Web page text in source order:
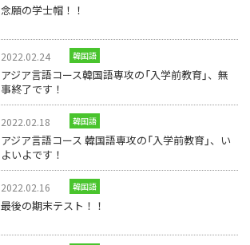
念願の学士帽！！
2022.02.24 韓国語
アジア言語コース韓国語専攻の「入学前教育」、無
事終了です！
2022.02.18 韓国語
アジア言語コース 韓国語専攻の「入学前教育」、い
よいよです！
2022.02.16 韓国語
最後の期末テスト！！